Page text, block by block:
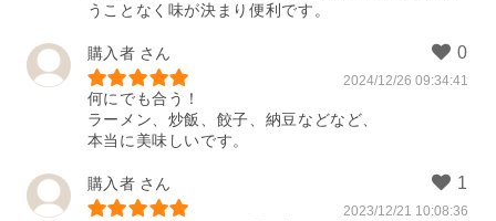
うことなく味が決まり便利です。
購入者
2024/12/26 09:34:41
何にでも合う！
ラーメン、炒飯、餃子、納豆などなど、
本当に美味しいです。
購入者
2023/12/21 10:08:36